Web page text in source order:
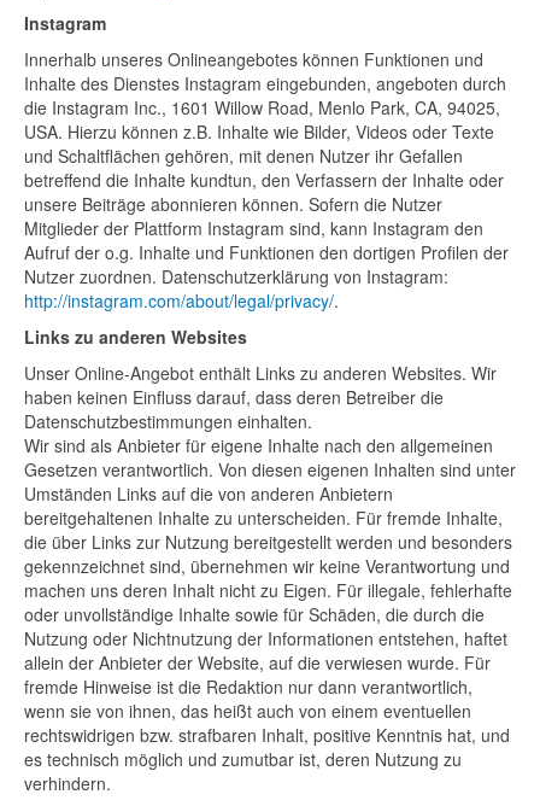
Instagram
Innerhalb unseres Onlineangebotes können Funktionen und
Inhalte des Dienstes Instagram eingebunden, angeboten durch
die Instagram Inc., 1601 Willow Road, Menlo Park, CA, 94025,
USA. Hierzu können z.B. Inhalte wie Bilder, Videos oder Texte
und Schaltflächen gehören, mit denen Nutzer ihr Gefallen
betreffend die Inhalte kundtun, den Verfassern der Inhalte oder
unsere Beiträge abonnieren können. Sofern die Nutzer
Mitglieder der Plattform Instagram sind, kann Instagram den
Aufruf der o.g. Inhalte und Funktionen den dortigen Profilen der
Nutzer zuordnen. Datenschutzerklärung von Instagram:
http://instagram.com/about/legal/privacy/.
Links zu anderen Websites
Unser Online-Angebot enthält Links zu anderen Websites. Wir
haben keinen Einfluss darauf, dass deren Betreiber die
Datenschutzbestimmungen einhalten.
Wir sind als Anbieter für eigene Inhalte nach den allgemeinen
Gesetzen verantwortlich. Von diesen eigenen Inhalten sind unter
Umständen Links auf die von anderen Anbietern
bereitgehaltenen Inhalte zu unterscheiden. Für fremde Inhalte,
die über Links zur Nutzung bereitgestellt werden und besonders
gekennzeichnet sind, übernehmen wir keine Verantwortung und
machen uns deren Inhalt nicht zu Eigen. Für illegale, fehlerhafte
oder unvollständige Inhalte sowie für Schäden, die durch die
Nutzung oder Nichtnutzung der Informationen entstehen, haftet
allein der Anbieter der Website, auf die verwiesen wurde. Für
fremde Hinweise ist die Redaktion nur dann verantwortlich,
wenn sie von ihnen, das heißt auch von einem eventuellen
rechtswidrigen bzw. strafbaren Inhalt, positive Kenntnis hat, und
es technisch möglich und zumutbar ist, deren Nutzung zu
verhindern.